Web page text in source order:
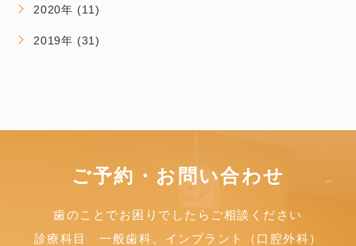
2020年 (11)
2019年 (31)
ご予約・お問い合わせ
歯のことでお困りでしたら ご相談ください
診療科目 一般歯科、インプラント（口腔外科）